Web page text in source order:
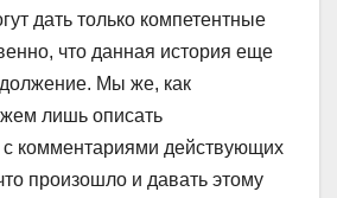
дать только компетентные
что данная история еще
Мы же, как
лишь описать
комментариями действующих
произошло и давать этому